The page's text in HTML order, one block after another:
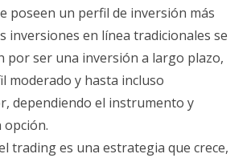
poseen un perfil de inversión más
inversiones en línea tradicionales se
por ser una inversión a largo plazo,
moderado y hasta incluso
dependiendo el instrumento y
opción.
trading es una estrategia que crece,